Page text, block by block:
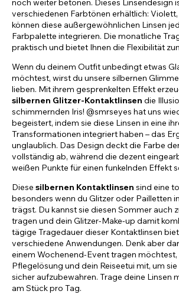
noch weiter betonen. Dieses Linsendesign
verschiedenen Farbtönen erhältlich: Violett,
können diese außergewöhnlichen Linsen
Farbpalette integrieren. Die monatliche
praktisch und bietet Ihnen die Flexibilität
Wenn du deinem Outfit unbedingt etwas
möchtest, wirst du unsere silbernen
lieben. Mit ihrem gesprenkelten Effekt
silbernen Glitzer-Kontaktlinsen die
schimmernden Iris! @smrseyes hat uns
begeistert, indem sie diese Linsen in eine
Transformationen integriert haben – das
unglaublich. Das Design deckt die Farbe
vollständig ab, während die dezent
weißen Punkte für einen funkelnden Effekt
Diese silbernen Kontaktlinsen sind eine
besonders wenn du Glitzer oder Pailletten
trägst. Du kannst sie diesen Sommer auch
tragen und dein Glitzer-Make-up damit
tägige Tragedauer dieser Kontaktlinsen
verschiedene Anwendungen. Denk aber
einem Wochenend-Event tragen möchtest,
Pflegelösung und dein Reiseetui mit, um
sicher aufzubewahren. Trage deine Linsen
am Stück pro Tag.